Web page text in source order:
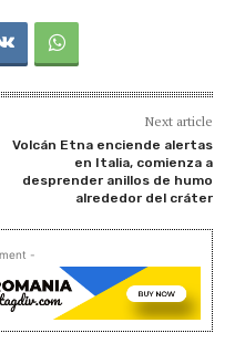
Next article
Volcán Etna enciende alertas
en Italia, comienza a
desprender anillos de humo
alrededor del cráter
-